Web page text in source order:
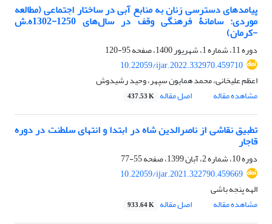
پیامدهای دسترسی زنان به منابع آبی در ساختار اجتماعی (مطالعه
موردی: سامانۀ فرهنگی وقف در سال‌ها‌ی 1250-1302ه.ش
-کرمان)
دوره 11، شماره 1، شهریور 1400، صفحه
95-120
10.22059/ijar.2022.332970.459710
اعظم علیخانی، محمد همایون سپهر، وحید رشیدوش
مشاهده مقاله
اصل مقاله 437.53 K
تطبیق نقاشی از ناصرالدین شاه در ابتدا و انتهای سلطنت در دوره
قاجار
دوره 10، شماره 2، آبان 1399، صفحه
55-77
10.22059/ijar.2021.322790.459669
الهه پنجه باشی
مشاهده مقاله
اصل مقاله 933.64 K